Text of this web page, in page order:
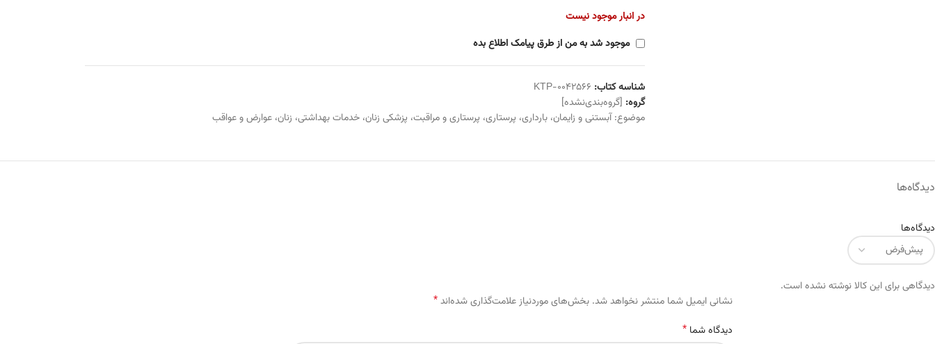
در انبار موجود نیست
موجود شد به من از طرق پیامک اطلاع بده
شناسه کتاب: KTP-0042566
گروه: [گروه‌بندی‌نشده]
موضوع:آبستنی و زایمان،بارداری، پرستاری، پرستاری و مراقبت، پزشکی زنان،خدمات بهداشتی، زنان،عوارض و عواقب
دیدگاه‌ها
دیدگاه‌ها
دیدگاهی برای این کالا نوشته نشده است.
نشانی ایمیل شما منتشر نخواهد شد. بخش‌های موردنیاز علامت‌گذاری شده‌اند*
دیدگاه شما *